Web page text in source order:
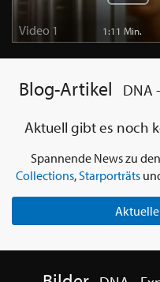
Video 1 1:11 Min.
Blog-Artikel
DNA
Aktuell gibt es noch
Spannende News zu
Collections,Starporträts